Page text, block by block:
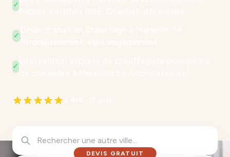
✓
✓
Arrondissement, sans engagement.
✓
Intervention express de chauffagiste pour panne
de chaudière à Marseille 5e Arrondissement.
DEVIS GRATUIT